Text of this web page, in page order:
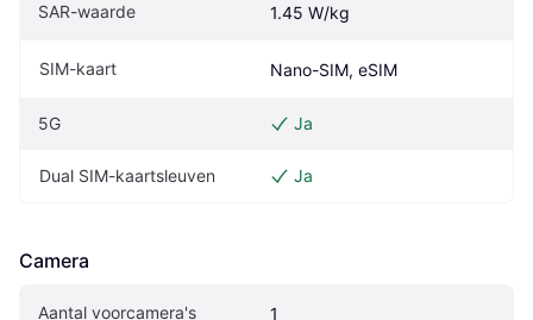
SAR-waarde 1.45 W/kg
SIM-kaart Nano-SIM, eSIM
5G Ja
Dual SIM-kaartsleuven Ja
Camera
Aantal voorcamera's 1